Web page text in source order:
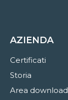
AZIENDA
Certificati
Storia
Area download